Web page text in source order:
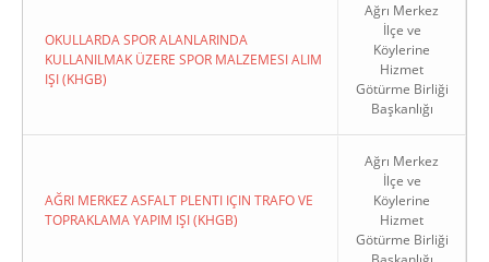
OKULLARDA SPOR ALANLARINDA
KULLANILMAK ÜZERE SPOR MALZEMESI ALIM
IŞI (KHGB)
Ağrı Merkez
İlçe ve
Köylerine
Hizmet
Götürme Birliği
Başkanlığı
AĞRI MERKEZ ASFALT PLENTI IÇIN TRAFO VE
TOPRAKLAMA YAPIM IŞI (KHGB)
Ağrı Merkez
İlçe ve
Köylerine
Hizmet
Götürme Birliği